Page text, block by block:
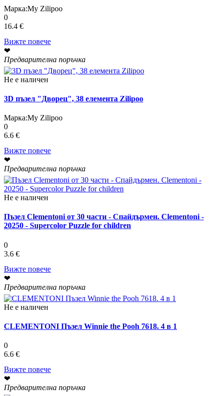
Марка:My Zilipoo
0
16.4 €
Вижте повече
❤
Предварителна поръчка
Не е наличен
3D пъзел "Дворец", 38 елемента Zilipoo
Марка:My Zilipoo
0
6.6 €
Вижте повече
❤
Предварителна поръчка
Не е наличен
Пъзел Clementoni от 30 части - Спайдърмен. Clementoni -
20250 - Supercolor Puzzle for children
0
3.6 €
Вижте повече
❤
Предварителна поръчка
Не е наличен
CLEMENTONI Пъзел Winnie the Pooh 7618. 4 в 1
0
6.6 €
Вижте повече
❤
Предварителна поръчка